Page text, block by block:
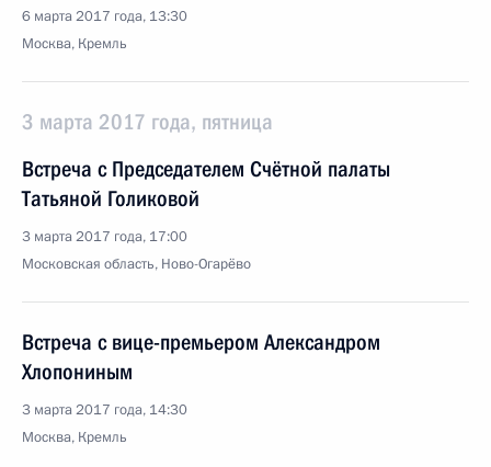
6 марта 2017 года, 13:30
Москва, Кремль
3 марта 2017 года, пятница
Встреча с Председателем Счётной палаты
Татьяной Голиковой
3 марта 2017 года, 17:00
Московская область, Ново-Огарёво
Встреча с вице-премьером Александром
Хлопониным
3 марта 2017 года, 14:30
Москва, Кремль